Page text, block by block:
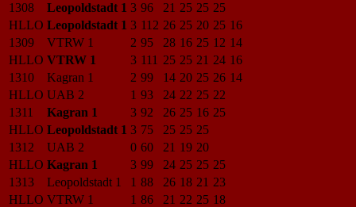
1308
Leopoldstadt 1 3 96 21 25 25 25
HLLO Leopoldstadt 1 3 112 26 25 20 25 16
1309
VTRW 1 2 95 28 16 25 12 14
HLLO VTRW 1 3 111 25 25 21 24 16
1310
Kagran 1 2 99 14 20 25 26 14
HLLO UAB 2 1 93 24 22 25 22
1311
Kagran 1 3 92 26 25 16 25
HLLO Leopoldstadt 1 3 75 25 25 25
1312
UAB 2 0 60 21 19 20
HLLO Kagran 1 3 99 24 25 25 25
1313
Leopoldstadt 1 1 88 26 18 21 23
HLLO VTRW 1 1 86 21 22 25 18